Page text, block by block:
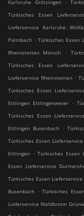
Karlsruhe Grötzingen
Türkisches Essen
Lieferservice Karlsruhe
Palmbach . Türkisches Essen
Rheinstetten Mörsch
.
Türkisches Essen
Lieferservice Rheinstetten .
Türkisches Essen
Ettlingen Ettlingenweier
.
Türkisches Essen
Ettlingen Busenbach
.
Türkisches Essen
Ettlingen . Türkisches Essen
Essen Lieferservice
Türkisches Essen
Busenbach . Türkisches
Lieferservice Waldbronn